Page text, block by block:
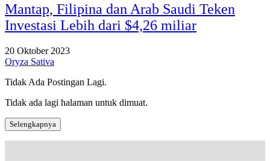
Mantap, Filipina dan Arab Saudi Teken
Investasi Lebih dari $4,26 miliar
20 Oktober 2023
Oryza Sativa
Tidak Ada Postingan Lagi.
Tidak ada lagi halaman untuk dimuat.
Selengkapnya